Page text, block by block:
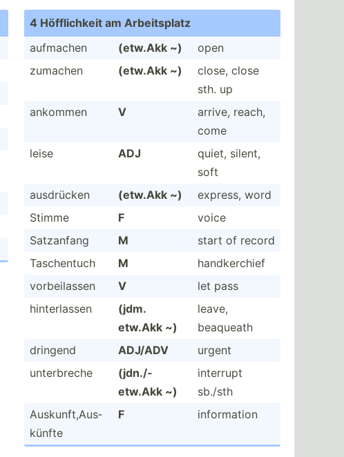
4 Höffli­chkeit am Arbeit­splatz
aufmachen
(etw.Akk ~)
open
zumachen
(etw.Akk ~)
close, close
sth. up
ankommen
V
arrive, reach,
come
leise
ADJ
quiet, silent,
soft
ausdrücken
(etw.Akk ~)
express, word
Stimme
F
voice
Satzanfang
M
start of record
Tasche­ntuch
M
handke­rchief
vorbei­lassen
V
let pass
hinter­lassen
(jdm.
etw.Akk ~)
leave,
beaqueath
dringend
ADJ/ADV
urgent
unterb­reche
(jdn./­
etw.Akk ~)
interrupt
sb./sth
Auskun­ft,­Aus­
künfte
F inform­ation